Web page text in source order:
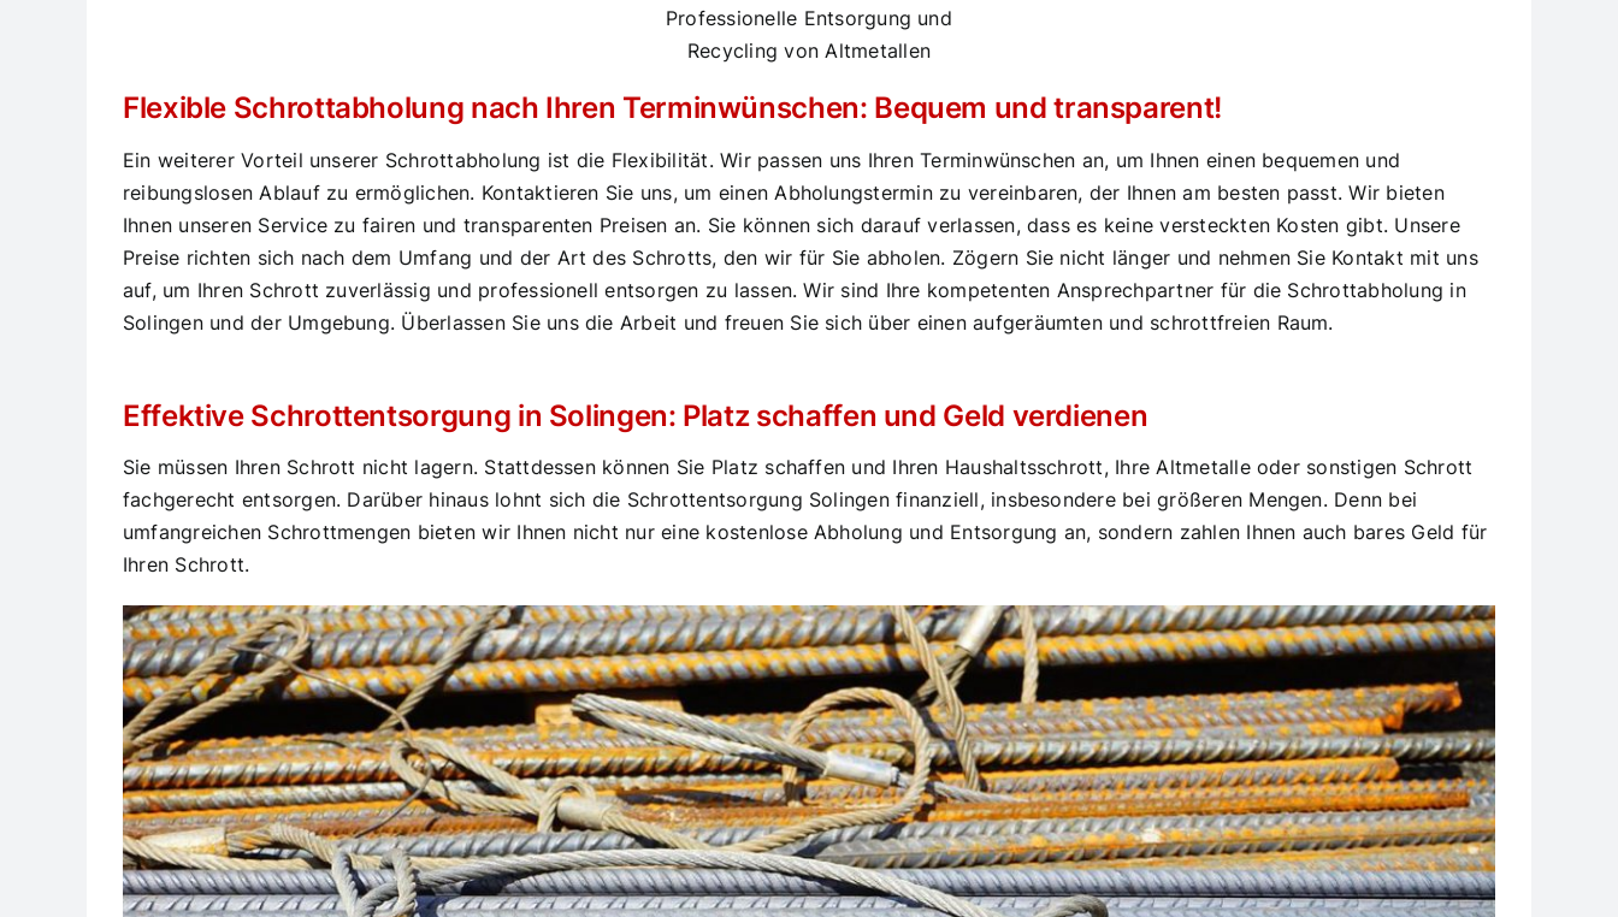
Professionelle Entsorgung und
Recycling von Altmetallen
Flexible Schrottabholung nach Ihren Terminwünschen: Bequem und transparent!
Ein weiterer Vorteil unserer Schrottabholung ist die Flexibilität. Wir passen uns Ihren Terminwünschen an, um Ihnen einen bequemen und
reibungslosen Ablauf zu ermöglichen. Kontaktieren Sie uns, um einen Abholungstermin zu vereinbaren, der Ihnen am besten passt. Wir bieten
Ihnen unseren Service zu fairen und transparenten Preisen an. Sie können sich darauf verlassen, dass es keine versteckten Kosten gibt. Unsere
Preise richten sich nach dem Umfang und der Art des Schrotts, den wir für Sie abholen. Zögern Sie nicht länger und nehmen Sie Kontakt mit uns
auf, um Ihren Schrott zuverlässig und professionell entsorgen zu lassen. Wir sind Ihre kompetenten Ansprechpartner für die Schrottabholung in
Solingen und der Umgebung. Überlassen Sie uns die Arbeit und freuen Sie sich über einen aufgeräumten und schrottfreien Raum.
Effektive Schrottentsorgung in Solingen: Platz schaffen und Geld verdienen
Sie müssen Ihren Schrott nicht lagern. Stattdessen können Sie Platz schaffen und Ihren Haushaltsschrott, Ihre Altmetalle oder sonstigen Schrott
fachgerecht entsorgen. Darüber hinaus lohnt sich die Schrottentsorgung Solingen finanziell, insbesondere bei größeren Mengen. Denn bei
umfangreichen Schrottmengen bieten wir Ihnen nicht nur eine kostenlose Abholung und Entsorgung an, sondern zahlen Ihnen auch bares Geld für
Ihren Schrott.